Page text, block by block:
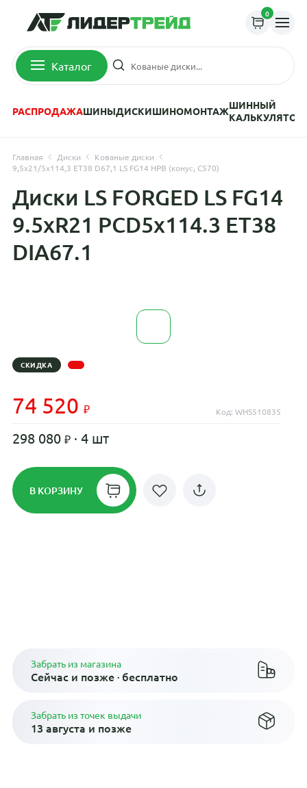
0
Каталог
РАСПРОДАЖАШИНЫДИСКИШИНОМОНТАЖШИННЫЙ
КАЛЬКУЛЯТОР
Главная Диски
Кованые диски
9,5x21/5x114,3 ET38 D67,1 LS FG14 HPB (конус, C570)
Диски LS FORGED LS FG14
9.5xR21 PCD5x114.3 ET38
DIA67.1
СКИДКА
74 520 Код: WHS510835
298 080 · 4 шт
В КОРЗИНУ
Забрать из магазина
Сейчас и позже · бесплатно
Забрать из точек выдачи
13 августа и позже